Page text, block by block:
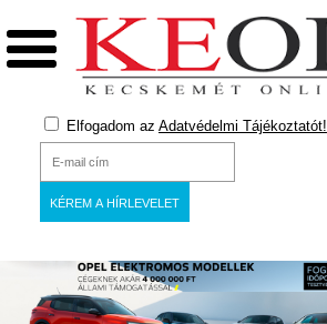
Elfogadom az Adatvédelmi Tájékoztatót!